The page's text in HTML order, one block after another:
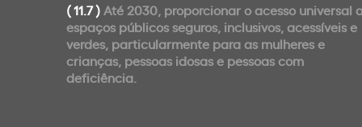
( 11.7 )Até 2030, proporcionar o acesso universal
espaços públicos seguros, inclusivos, acessíveis e
verdes, particularmente para as mulheres e
crianças, pessoas idosas e pessoas com
deficiência.